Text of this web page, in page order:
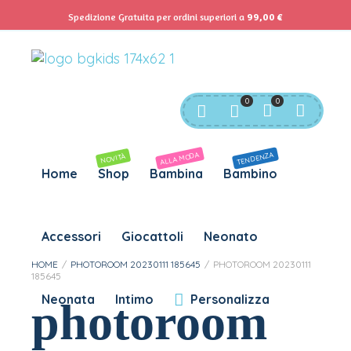
0
0
ACCEDI
Password dimenticata?
PASSWORD*RICHIESTO
SUBSCRIBE TO OUR NEWSLETTER
Home Shop
NOVITÀ
Bambina
ALLA MODA
Bambino
TENDENZA
Accessori Giocattoli Neonato
Neonata Intimo Personalizza
HOME / PHOTOROOM 20230111 185645 / PHOTOROOM 20230111
185645
photoroom
Spedizione Gratuita per ordini superiori a 99,00 €